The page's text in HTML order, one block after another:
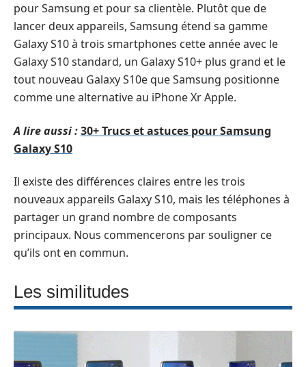
pour Samsung et pour sa clientèle. Plutôt que de
lancer deux appareils, Samsung étend sa gamme
Galaxy S10 à trois smartphones cette année avec le
Galaxy S10 standard, un Galaxy S10+ plus grand et le
tout nouveau Galaxy S10e que Samsung positionne
comme une alternative au iPhone Xr Apple.
A lire aussi :30+ Trucs et astuces pour Samsung
Galaxy S10
Il existe des différences claires entre les trois
nouveaux appareils Galaxy S10, mais les téléphones à
partager un grand nombre de composants
principaux. Nous commencerons par souligner ce
qu’ils ont en commun.
Les similitudes